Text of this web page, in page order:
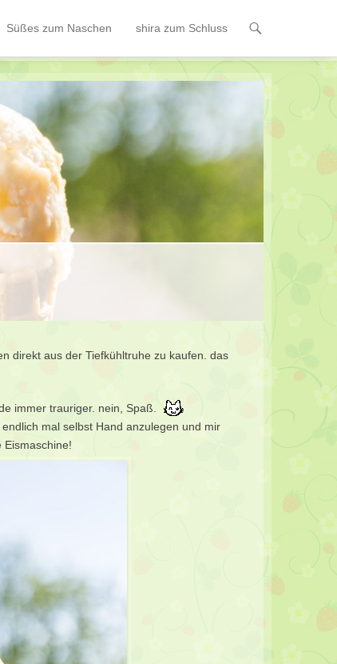
Süßes zum Naschen shira zum Schluss
direkt aus der Tiefkühltruhe zu kaufen. das
immer trauriger. nein, Spaß.
mal selbst Hand anzulegen und mir
Eismaschine!